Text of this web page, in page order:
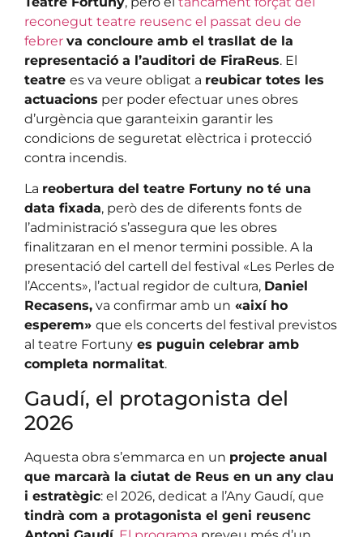
reconegut teatre reusenc el passat deu de
febrer va concloure amb el trasllat de la
representació a l’auditori de FiraReus. El
teatre es va veure obligat a reubicar totes les
actuacions per poder efectuar unes obres
d’urgència que garanteixin garantir les
condicions de seguretat elèctrica i protecció
contra incendis.
La reobertura del teatre Fortuny no té una
data fixada, però des de diferents fonts de
l’administració s’assegura que les obres
finalitzaran en el menor termini possible. A la
presentació del cartell del festival «Les Perles de
l’Accents», l’actual regidor de cultura, Daniel
Recasens, va confirmar amb un «així ho
esperem» que els concerts del festival previstos
al teatre Fortuny es puguin celebrar amb
completa normalitat.
Gaudí, el protagonista del
2026
Aquesta obra s’emmarca en un projecte anual
que marcarà la ciutat de Reus en un any clau
i estratègic: el 2026, dedicat a l’Any Gaudí, que
tindrà com a protagonista el geni reusenc